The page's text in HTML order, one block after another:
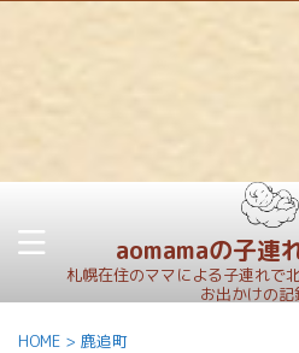
aomamaの子連
札幌在住のママによる子連れで
お出かけの記
HOME > 鹿追町